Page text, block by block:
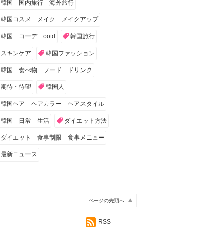
韓国 国内旅行 海外旅行
韓国コスメ メイク メイクアップ
韓国 コーデ ootd 韓国旅行
スキンケア 韓国ファッション
韓国 食べ物 フード ドリンク
期待・待望 韓国人
韓国ヘア ヘアカラー ヘアスタイル
韓国 日常 生活 ダイエット方法
ダイエット 食事制限 食事メニュー
最新ニュース
ページの先頭へ
RSS